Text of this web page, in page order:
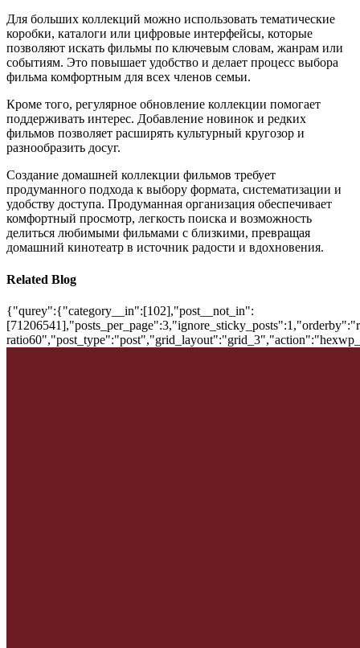
Для больших коллекций можно использовать тематические
коробки, каталоги или цифровые интерфейсы, которые
позволяют искать фильмы по ключевым словам, жанрам или
событиям. Это повышает удобство и делает процесс выбора
фильма комфортным для всех членов семьи.
Кроме того, регулярное обновление коллекции помогает
поддерживать интерес. Добавление новинок и редких
фильмов позволяет расширять культурный кругозор и
разнообразить досуг.
Создание домашней коллекции фильмов требует
продуманного подхода к выбору формата, систематизации и
удобству доступа. Продуманная организация обеспечивает
комфортный просмотр, легкость поиска и возможность
делиться любимыми фильмами с близкими, превращая
домашний кинотеатр в источник радости и вдохновения.
Related Blog
{"qurey":{"category__in":[102],"post__not_in":